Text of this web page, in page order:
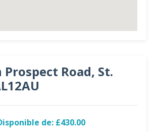
Road, St.
de: £430.00